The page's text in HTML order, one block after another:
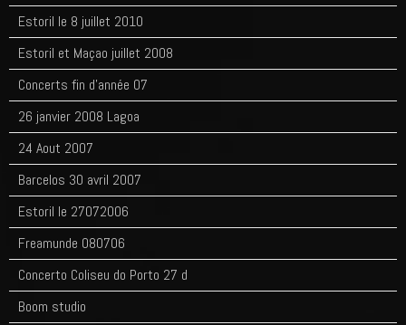
Estoril le 8 juillet 2010
Estoril et Maçao juillet 2008
Concerts fin d'année 07
26 janvier 2008 Lagoa
24 Aout 2007
Barcelos 30 avril 2007
Estoril le 27072006
Freamunde 080706
Concerto Coliseu do Porto 27 d
Boom studio